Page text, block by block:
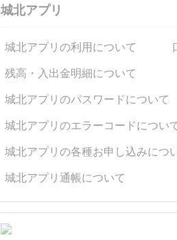
城北アプリ
城北アプリの利用について
残高・入出金明細について
城北アプリのパスワードについて
城北アプリのエラーコードについ
城北アプリの各種お申し込みにつ
城北アプリ通帳について